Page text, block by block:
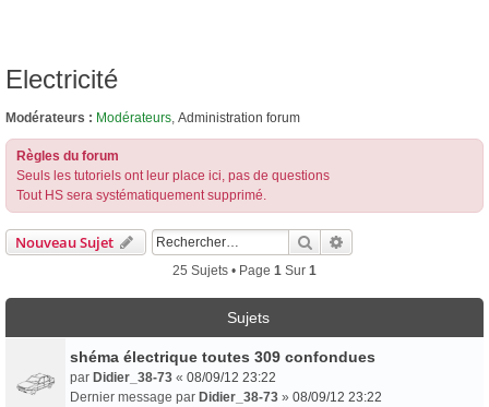
Electricité
Modérateurs : Modérateurs, Administration forum
Règles du forum
Seuls les tutoriels ont leur place ici, pas de questions
Tout HS sera systématiquement supprimé.
Nouveau Sujet Rechercher
25 Sujets • Page 1 Sur 1
Sujets
shéma électrique toutes 309 confondues
par Didier_38-73 « 08/09/12 23:22
Dernier message par Didier_38-73 » 08/09/12 23:22